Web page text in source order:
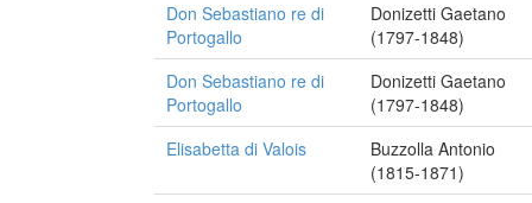
Don Sebastiano re di
Portogallo
Donizetti Gaetano
(1797-1848)
Don Sebastiano re di
Portogallo
Donizetti Gaetano
(1797-1848)
Elisabetta di Valois
Buzzolla Antonio
(1815-1871)